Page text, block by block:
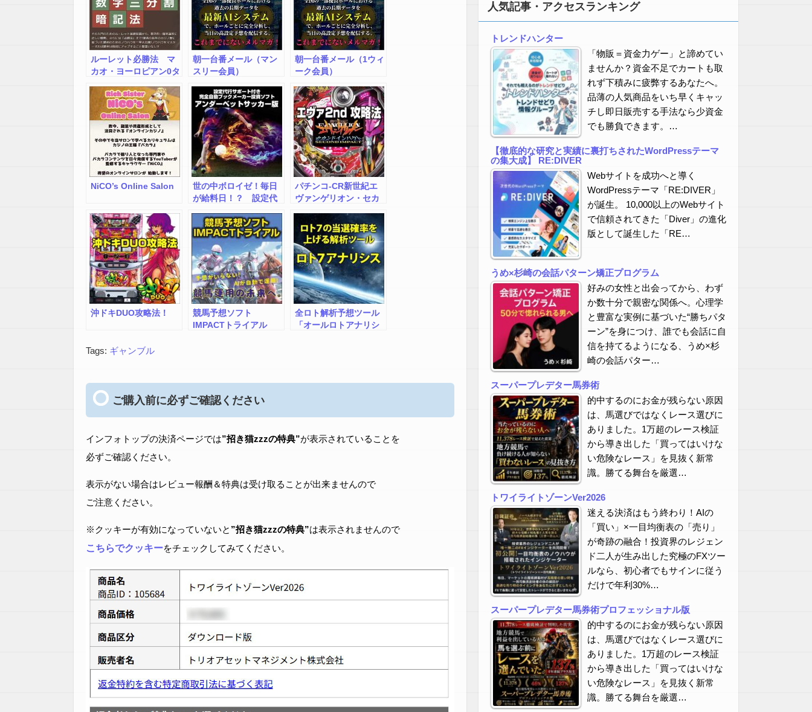
ルーレット必勝法 マ
カオ・ヨーロピアン0タ
割暗記法
朝一台番メール（マン
スリー会員）
朝一台番メール（1ウィ
ーク会員）
NiCO’s Online Salon
世の中ボロイゼ！毎日
が給料日！？ 設定代
動ブックメーカー投資
ソフトアンダーベット
サッカー版！
パチンコ-CR新世紀エ
ヴァンゲリオン・セカ
続打法。今なら立ち回
り打法+多機種の攻略法
の特典付！
沖ドキDUO攻略法！
競馬予想ソフト
IMPACTトライアル
全ロト解析予想ツール
「オールロトアナリシ
Tags: ギャンブル
ご購入前に必ずご確認ください
インフォトップの決済ページでは”招き猫zzzの特典”が表示されていることを
必ずご確認ください。
表示がない場合はレビュー報酬＆特典は受け取ることが出来ませんので
ご注意ください。
※クッキーが有効になっていないと ”招き猫zzzの特典”は表示されませんので
こちらでクッキーをチェックしてみてください。
人気記事・アクセスランキング
トレンドハンター
「物販＝資金力ゲー」と諦めてい
ませんか？資金不足でカートも取
れず下積みに疲弊するあなたへ。
品薄の人気商品をいち早くキャッ
チし即日販売する手法なら少資金
でも勝負できます。…
【徹底的な研究と実績に裏打ちされたWordPressテーマ
の集大成】 RE:DIVER
Webサイトを成功へと導く
WordPressテーマ「RE:DIVER」
が誕生。 10,000以上のWebサイト
で信頼されてきた「Diver」の進化
版として誕生した「RE…
うめ×杉崎の会話パターン矯正プログラム
好みの女性と出会ってから、わず
か数十分で親密な関係へ。心理学
と豊富な実例に基づいた“勝ちパタ
ーン”を身につけ、誰でも会話に自
信を持てるようになる、うめ×杉
崎の会話パター…
スーパープレデター馬券術
的中するのにお金が残らない原因
は、馬選びではなくレース選びに
ありました。1万超のレース検証
から導き出した「買ってはいけな
い危険なレース」を見抜く新常
識。勝てる舞台を厳選…
トワイライトゾーンVer2026
迷える決済はもう終わり！AIの
「買い」×一目均衡表の「売り」
が奇跡の融合！投資界のレジェン
ド二人が生み出した究極のFXツー
ルなら、初心者でもサインに従う
だけで年利30%…
スーパープレデター馬券術プロフェッショナル版
的中するのにお金が残らない原因
は、馬選びではなくレース選びに
ありました。1万超のレース検証
から導き出した「買ってはいけな
い危険なレース」を見抜く新常
識。勝てる舞台を厳選…